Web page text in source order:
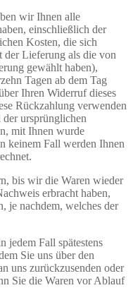
wir Ihnen alle
einschließlich der
Kosten, die sich
der Lieferung als die von
gewählt haben),
Tagen ab dem Tag
Ihren Widerruf dieses
Rückzahlung verwenden
ursprünglichen
mit Ihnen wurde
keinem Fall werden Ihnen
bis wir die Waren wieder
erbracht haben,
je nachdem, welches der
jedem Fall spätestens
Sie uns über den
uns zurückzusenden oder
Sie die Waren vor Ablauf